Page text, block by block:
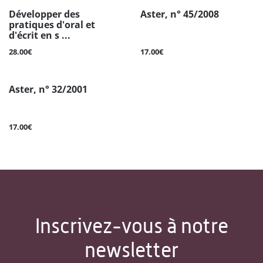
Développer des
pratiques d'oral et
d'écrit en s ...
28.00€
Aster, n° 45/2008
17.00€
Aster, n° 32/2001
17.00€
Inscrivez-vous à notre
newsletter